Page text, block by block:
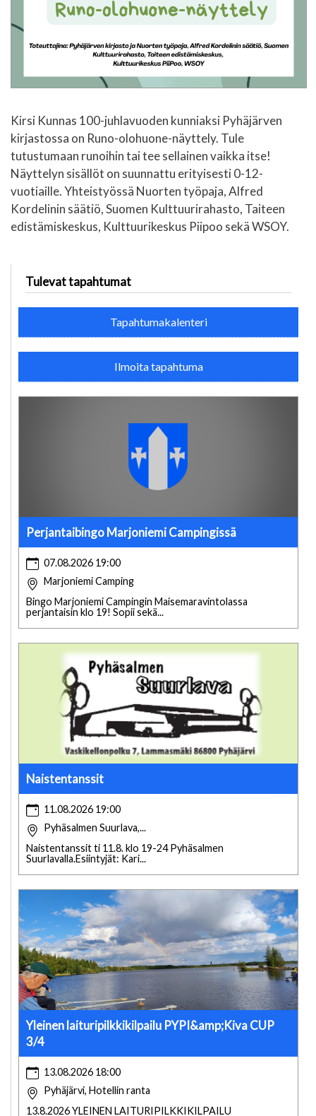
Kirsi Kunnas 100-juhlavuoden kunniaksi Pyhäjärven
kirjastossa on Runo-olohuone-näyttely. Tule
tutustumaan runoihin tai tee sellainen vaikka itse!
Näyttelyn sisällöt on suunnattu erityisesti 0-12-
vuotiaille. Yhteistyössä Nuorten työpaja, Alfred
Kordelinin säätiö, Suomen Kulttuurirahasto, Taiteen
edistämiskeskus, Kulttuurikeskus Piipoo sekä WSOY.
Tulevat tapahtumat
Tapahtumakalenteri
Ilmoita tapahtuma
Perjantaibingo Marjoniemi Campingissä
07.08.2026 19:00
Marjoniemi Camping
Bingo Marjoniemi Campingin Maisemaravintolassa
perjantaisin klo 19! Sopii sekä...
Naistentanssit
11.08.2026 19:00
Pyhäsalmen Suurlava,...
Naistentanssit ti 11.8. klo 19-24 Pyhäsalmen
Suurlavalla.Esiintyjät: Kari...
Yleinen laituripilkkikilpailu PYPI&amp;Kiva CUP
3/4
13.08.2026 18:00
Pyhäjärvi, Hotellin ranta
13.8.2026 YLEINEN LAITURIPILKKIKILPAILU